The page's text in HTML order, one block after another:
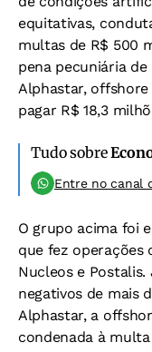
equitativas,
multas de R$ 500
pena pecuniária de
Alphastar,
pagar R$ 18,3
Tudo sobre
Entre no canal
O grupo acima foi
que fez operações
Nucleos e
negativos de mais
Alphastar, a
condenada à